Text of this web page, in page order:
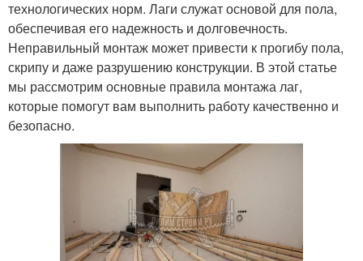
технологических норм. Лаги служат основой для пола,
обеспечивая его надежность и долговечность.
Неправильный монтаж может привести к прогибу пола,
скрипу и даже разрушению конструкции. В этой статье
мы рассмотрим основные правила монтажа лаг,
которые помогут вам выполнить работу качественно и
безопасно.